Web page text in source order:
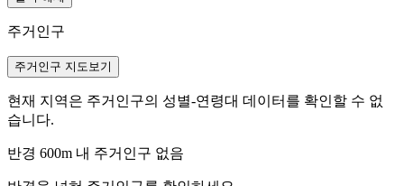
주거인구
주거인구 지도보기
현재 지역은 주거인구의 성별-연령대 데이터를 확인할 수 없
습니다.
반경 600m 내 주거인구 없음